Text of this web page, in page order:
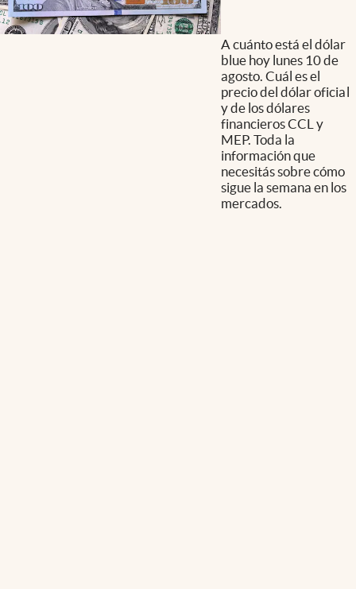
A cuánto está el dólar
blue hoy lunes 10 de
agosto. Cuál es el
precio del dólar oficial
y de los dólares
financieros CCL y
MEP. Toda la
información que
necesitás sobre cómo
sigue la semana en los
mercados.